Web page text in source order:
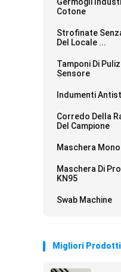
Cotone
Strofinate
Del Locale ...
Tamponi Di
Sensore
Indumenti
Corredo Della
Del Campione
Maschera
Maschera Di
KN95
Swab Machine
Migliori Prodotti